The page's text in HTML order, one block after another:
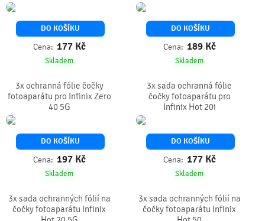
DO KOŠÍKU
Cena: 177 Kč
Skladem
DO KOŠÍKU
Cena: 189 Kč
Skladem
3x ochranná fólie čočky
fotoaparátu pro Infinix Zero
40 5G
DO KOŠÍKU
Cena: 197 Kč
Skladem
3x sada ochranná fólie
čočky fotoaparátu pro
Infinix Hot 20i
DO KOŠÍKU
Cena: 177 Kč
Skladem
3x sada ochranných fólií na
čočky fotoaparátu Infinix
3x sada ochranných fólií na
čočky fotoaparátu Infinix